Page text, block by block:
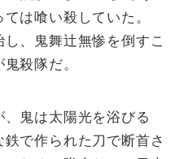
は喰い殺していた。
、鬼舞辻無惨を倒すこ
殺隊だ。
鬼は太陽光を浴びる
で作られた刀で断首さ